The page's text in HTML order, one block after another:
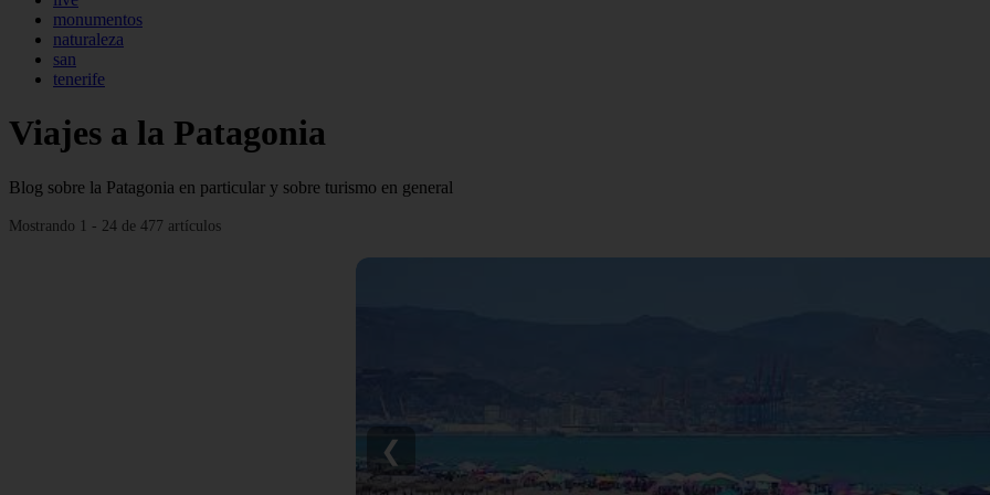
monumentos
naturaleza
san
tenerife
Viajes a la Patagonia
Blog sobre la Patagonia en particular y sobre turismo en general
Mostrando 1 - 24 de 477 artículos
❮